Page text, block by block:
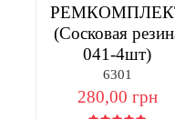
(Сосковая
041-4шт)
6301
280,00 грн